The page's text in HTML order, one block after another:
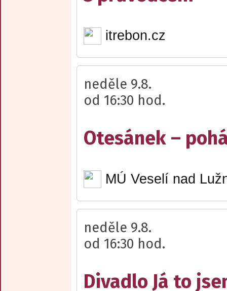
itrebon.cz
neděle 9.8.
od 16:30 hod.
Otesánek –
MÚ Veselí nad
neděle 9.8.
od 16:30 hod.
Divadlo Já to